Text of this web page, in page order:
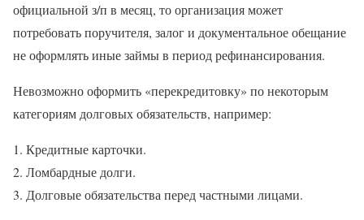
официальной з/п в месяц, то организация может
потребовать поручителя, залог и документальное обещание
не оформлять иные займы в период рефинансирования.
Невозможно оформить «перекредитовку» по некоторым
категориям долговых обязательств, например:
Кредитные карточки.
Ломбардные долги.
Долговые обязательства перед частными лицами.